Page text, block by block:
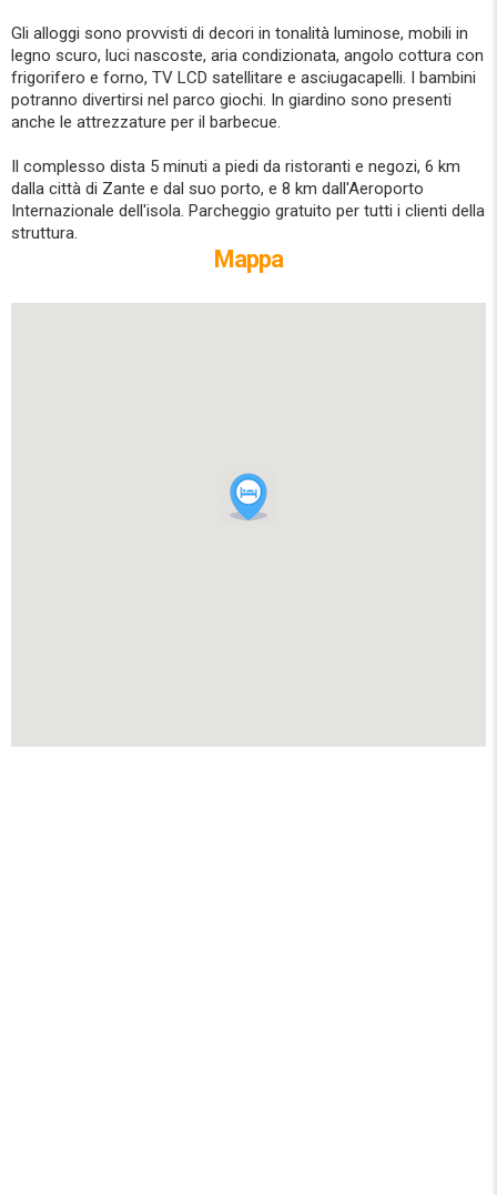
Gli alloggi sono provvisti di decori in tonalità luminose, mobili in
legno scuro, luci nascoste, aria condizionata, angolo cottura con
frigorifero e forno, TV LCD satellitare e asciugacapelli. I bambini
potranno divertirsi nel parco giochi. In giardino sono presenti
anche le attrezzature per il barbecue.
Il complesso dista 5 minuti a piedi da ristoranti e negozi, 6 km
dalla città di Zante e dal suo porto, e 8 km dall'Aeroporto
Internazionale dell'isola. Parcheggio gratuito per tutti i clienti della
struttura.
Mappa